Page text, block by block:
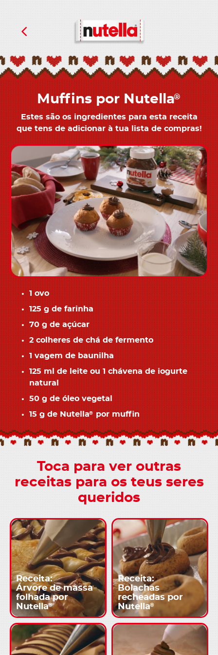
Muffins por Nutella®
Estes são os ingredientes para esta receita
que tens de adicionar à tua lista de compras!
1 ovo
125 g de farinha
70 g de açúcar
2 colheres de chá de fermento
1 vagem de baunilha
125 ml de leite ou 1 chávena de iogurte
natural
50 g de óleo vegetal
15 g de Nutella® por muffin
Toca para ver outras
receitas para os teus seres
queridos
Receita:
Árvore de massa
folhada por
Nutella®
Receita:
Bolachas
recheadas por
Nutella®